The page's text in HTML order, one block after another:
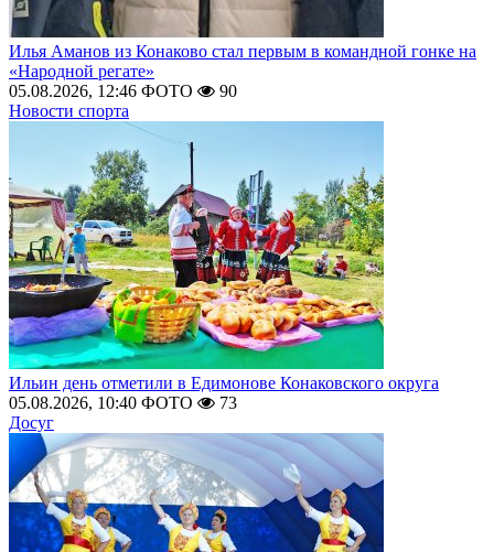
Илья Аманов из Конаково стал первым в командной гонке на
«Народной регате»
05.08.2026, 12:46 ФОТО
90
Новости спорта
Ильин день отметили в Едимонове Конаковского округа
05.08.2026, 10:40 ФОТО
73
Досуг